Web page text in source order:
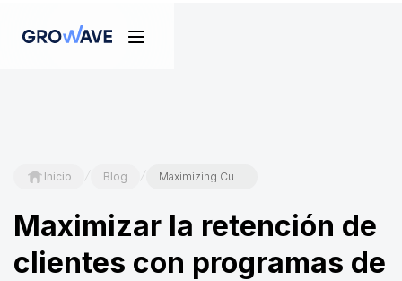
Inicio / Blog / Maximizing Customer Retention with Digital Loyalty Programs
Maximizar la retención de
clientes con programas de